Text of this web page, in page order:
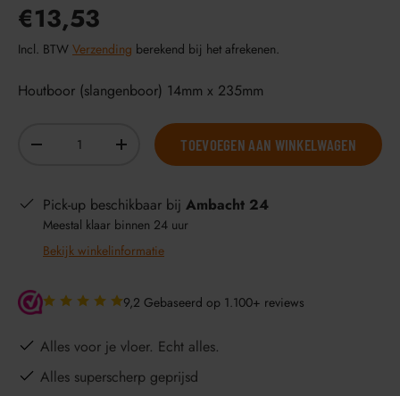
€13,53
Incl. BTW Verzending berekend bij het afrekenen.
Houtboor (slangenboor) 14mm x 235mm
-
+ TOEVOEGEN AAN WINKELWAGEN
Pick-up beschikbaar bij Ambacht 24
Meestal klaar binnen 24 uur
Bekijk winkelinformatie
9,2 Gebaseerd op 1.100+ reviews
Alles voor je vloer. Echt alles.
Alles superscherp geprijsd